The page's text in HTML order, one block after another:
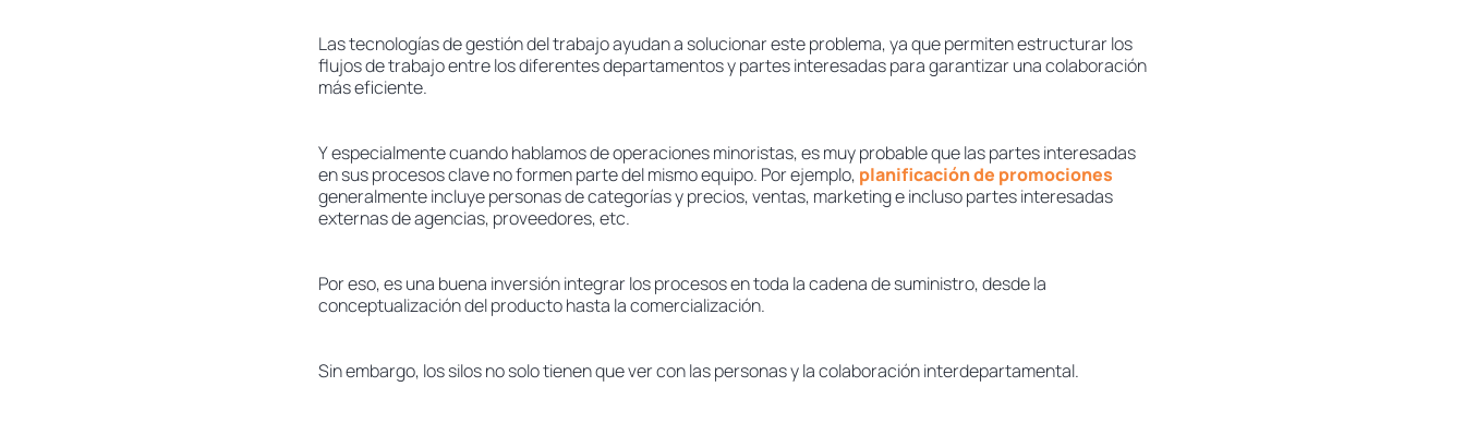
Las tecnologías de gestión del trabajo ayudan a solucionar este problema, ya que permiten estructurar los
flujos de trabajo entre los diferentes departamentos y partes interesadas para garantizar una colaboración
más eficiente.
Y especialmente cuando hablamos de operaciones minoristas, es muy probable que las partes interesadas
en sus procesos clave no formen parte del mismo equipo. Por ejemplo, planificación de promociones
generalmente incluye personas de categorías y precios, ventas, marketing e incluso partes interesadas
externas de agencias, proveedores, etc.
Por eso, es una buena inversión integrar los procesos en toda la cadena de suministro, desde la
conceptualización del producto hasta la comercialización.
Sin embargo, los silos no solo tienen que ver con las personas y la colaboración interdepartamental.